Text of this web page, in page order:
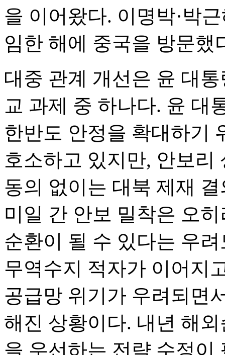
을 이어왔다. 이명박·박
임한 해에 중국을 방문했
대중 관계 개선은 윤 대
교 과제 중 하나다. 윤 대
한반도 안정을 확대하기
호소하고 있지만, 안보
동의 없이는 대북 제재
미일 간 안보 밀착은 오
순환이 될 수 있다는 우
무역수지 적자가 이어지
공급망 위기가 우려되면
해진 상황이다. 내년 해
을 우선하는 전략 수정이